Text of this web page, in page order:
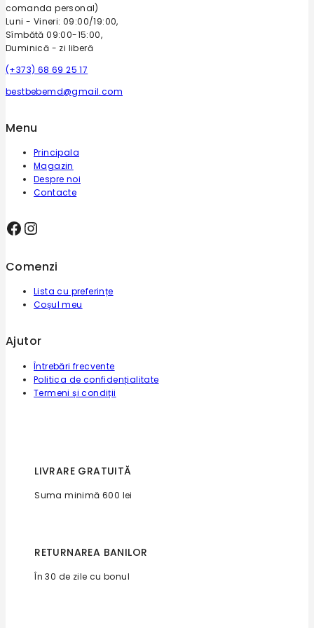
comanda personal)
Luni - Vineri: 09:00/19:00,
Sîmbătă 09:00-15:00,
Duminică - zi liberă
(+373) 68 69 25 17
bestbebemd@gmail.com
Menu
Principala
Magazin
Despre noi
Contacte
Facebook
Instagram
Comenzi
Lista cu preferințe
Coșul meu
Ajutor
Întrebări frecvente
Politica de confidențialitate
Termeni și condiții
LIVRARE GRATUITĂ
Suma minimă 600 lei
RETURNAREA BANILOR
În 30 de zile cu bonul